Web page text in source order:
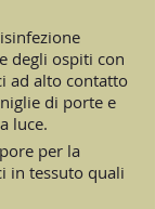
degli ospiti con
ad alto contatto
di porte e
luce.
per la
in tessuto quali